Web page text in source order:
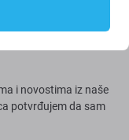
i novostima iz naše
potvrđujem da sam